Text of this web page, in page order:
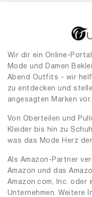
Wir dir ein Online-
Mode und Damen
Abend Outfits - wir
zu entdecken und
angesagten Marken vor.
Von Oberteilen und
Kleider bis hin zu
was das Mode Herz
Als Amazon-Partner
Amazon und das
Amazon.com, Inc. oder
Unternehmen. Weitere